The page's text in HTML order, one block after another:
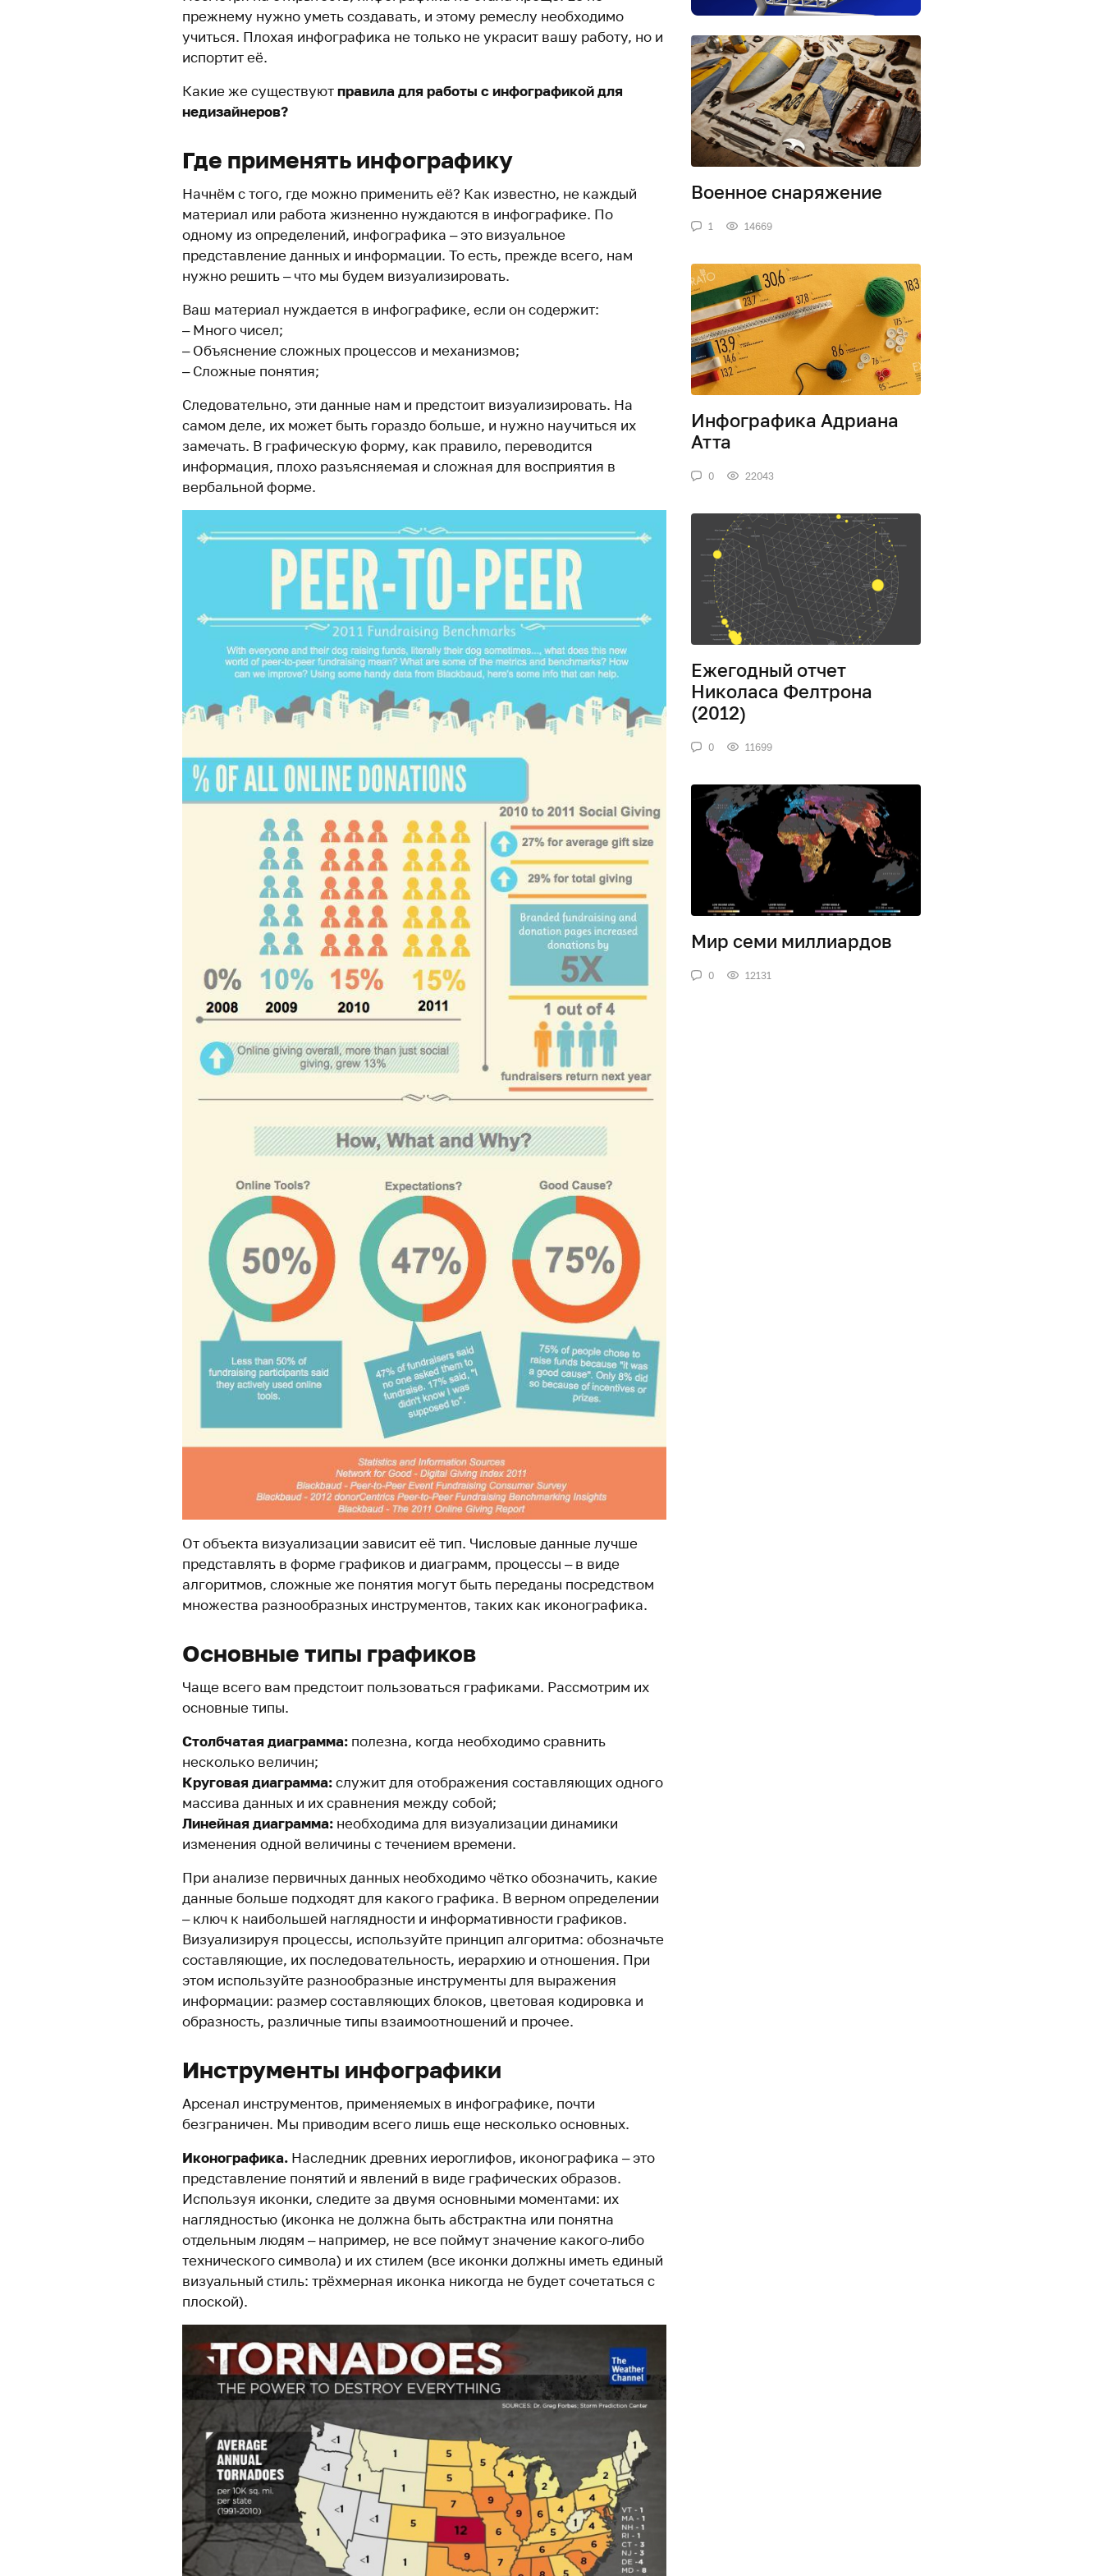
прежнему нужно уметь создавать, и этому ремеслу необходимо
учиться. Плохая инфографика не только не украсит вашу работу, но и
испортит её.
Какие же существуютправила для работы с инфографикой для
недизайнеров?
Где применять инфографику
Начнём с того, где можно применить её? Как известно, не каждый
материал или работа жизненно нуждаются в инфографике. По
одному из определений, инфографика – это визуальное
представление данных и информации. То есть, прежде всего, нам
нужно решить – что мы будем визуализировать.
Ваш материал нуждается в инфографике, если он содержит:
– Много чисел;
– Объяснение сложных процессов и механизмов;
– Сложные понятия;
Следовательно, эти данные нам и предстоит визуализировать. На
самом деле, их может быть гораздо больше, и нужно научиться их
замечать. В графическую форму, как правило, переводится
информация, плохо разъясняемая и сложная для восприятия в
вербальной форме.
От объекта визуализации зависит её тип. Числовые данные лучше
представлять в форме графиков и диаграмм, процессы – в виде
алгоритмов, сложные же понятия могут быть переданы посредством
множества разнообразных инструментов, таких как иконографика.
Основные типы графиков
Чаще всего вам предстоит пользоваться графиками. Рассмотрим их
основные типы.
Столбчатая диаграмма: полезна, когда необходимо сравнить
несколько величин;
Круговая диаграмма:служит для отображения составляющих одного
массива данных и их сравнения между собой;
Линейная диаграмма: необходима для визуализации динамики
изменения одной величины с течением времени.
При анализе первичных данных необходимо чётко обозначить, какие
данные больше подходят для какого графика. В верном определении
– ключ к наибольшей наглядности и информативности графиков.
Визуализируя процессы, используйте принцип алгоритма: обозначьте
составляющие, их последовательность, иерархию и отношения. При
этом используйте разнообразные инструменты для выражения
информации: размер составляющих блоков, цветовая кодировка и
образность, различные типы взаимоотношений и прочее.
Инструменты инфографики
Арсенал инструментов, применяемых в инфографике, почти
безграничен. Мы приводим всего лишь еще несколько основных.
Иконографика. Наследник древних иероглифов, иконографика – это
представление понятий и явлений в виде графических образов.
Используя иконки, следите за двумя основными моментами: их
наглядностью (иконка не должна быть абстрактна или понятна
отдельным людям – например, не все поймут значение какого-либо
технического символа) и их стилем (все иконки должны иметь единый
визуальный стиль: трёхмерная иконка никогда не будет сочетаться с
плоской).
Военное снаряжение
1 14669
Инфографика Адриана
Атта
0 22043
Ежегодный отчет
Николаса Фелтрона
(2012)
0 11699
Мир семи миллиардов
0 12131